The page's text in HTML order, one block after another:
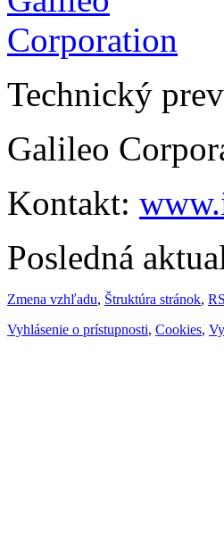
Technický
Galileo
Kontakt:
Posledná
Zmena vzhľadu, Štruktúra stránok,
Vyhlásenie o prístupnosti, Cookies,